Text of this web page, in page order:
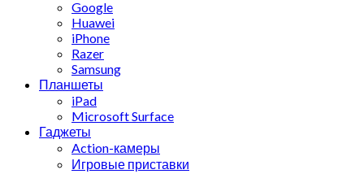
Google
Huawei
iPhone
Razer
Samsung
Планшеты
iPad
Microsoft Surface
Гаджеты
Action-камеры
Игровые приставки